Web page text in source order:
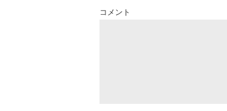
コメント